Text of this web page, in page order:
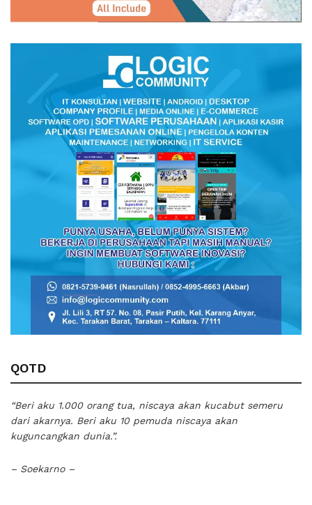
QOTD
“Beri aku 1.000 orang tua, niscaya akan kucabut semeru
dari akarnya. Beri aku 10 pemuda niscaya akan
kuguncangkan dunia.”.
– Soekarno –